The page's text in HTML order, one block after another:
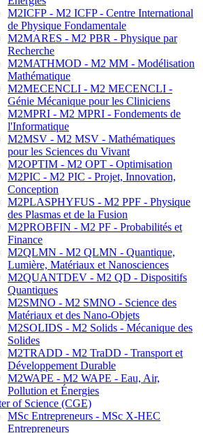
M2ICFP - M2 ICFP - Centre International
de Physique Fondamentale
M2MARES - M2 PBR - Physique par
Recherche
M2MATHMOD - M2 MM - Modélisation
Mathématique
M2MECENCLI - M2 MECENCLI -
Génie Mécanique pour les Cliniciens
M2MPRI - M2 MPRI - Fondements de
l'Informatique
M2MSV - M2 MSV - Mathématiques
pour les Sciences du Vivant
M2OPTIM - M2 OPT - Optimisation
M2PIC - M2 PIC - Projet, Innovation,
Conception
M2PLASPHYFUS - M2 PPF - Physique
des Plasmas et de la Fusion
M2PROBFIN - M2 PF - Probabilités et
Finance
M2QLMN - M2 QLMN - Quantique,
Lumière, Matériaux et Nanosciences
M2QUANTDEV - M2 QD - Dispositifs
Quantiques
M2SMNO - M2 SMNO - Science des
Matériaux et des Nano-Objets
M2SOLIDS - M2 Solids - Mécanique des
Solides
M2TRADD - M2 TraDD - Transport et
Développement Durable
M2WAPE - M2 WAPE - Eau, Air,
Pollution et Énergies
of Science (CGE)
MSc Entrepreneurs - MSc X-HEC
Entrepreneurs